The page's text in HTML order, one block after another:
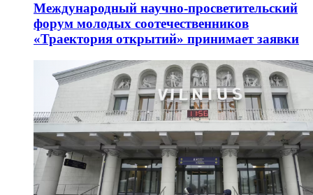
Международный научно-просветительский
форум молодых соотечественников
«Траектория открытий» принимает заявки